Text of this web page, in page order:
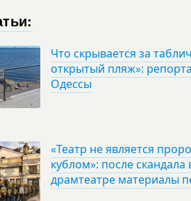
Что скрывается за
открытый пляж»:
Одессы
«Театр не является
кублом»: после скандала
драмтеатре материалы